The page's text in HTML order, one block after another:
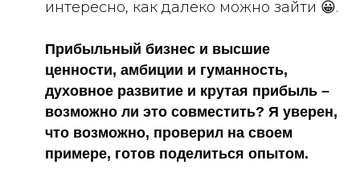
интересно, как далеко можно зайти 😀.
Прибыльный бизнес и высшие
ценности, амбиции и гуманность,
духовное развитие и крутая прибыль –
возможно ли это совместить? Я уверен,
что возможно, проверил на своем
примере, готов поделиться опытом.